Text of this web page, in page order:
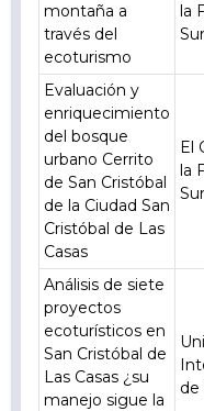
montaña a
través del
ecoturismo
la
Sur
Evaluación y
enriquecimiento
del bosque
urbano Cerrito
de San Cristóbal
de la Ciudad San
Cristóbal de Las
Casas
El
la
Sur
Análisis de siete
proyectos
ecoturísticos en
San Cristóbal de
Las Casas ¿su
manejo sigue la
de